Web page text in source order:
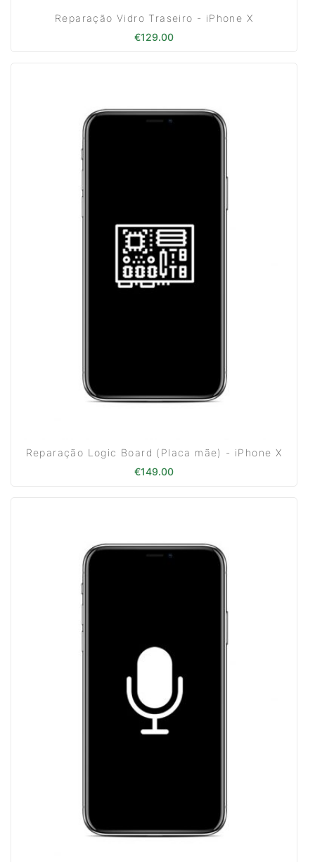
Reparação Vidro Traseiro - iPhone X
€129.00
Reparação Logic Board (Placa mãe) - iPhone X
€149.00